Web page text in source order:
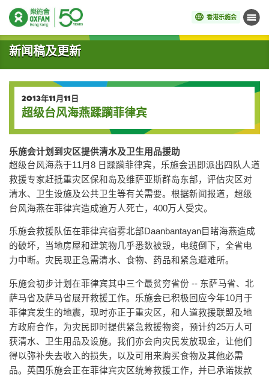
香港乐施会 菜单
开始主要内容
新闻稿及更新
2013年11月11日
超级台风海燕蹂躏菲律宾
乐施会计划 到灾区提供清水及卫生用品援助
超级台风海燕于11月8 日蹂躏菲律宾，乐施会迅即派出四队人道
救援专家赶抵重灾区保和岛及维萨亚斯群岛东部，评估灾区对
清水、卫生设施及公共卫生等有关需要。根据新闻报道，超级
台风海燕在菲律宾造成逾万人死亡，400万人受灾。
乐施会救援队伍在菲律宾宿雾北部Daanbantayan目睹海燕造成
的破坏，当地房屋和建筑物几乎悉数被毁，电缆倒下，全省电
力中断。灾民现正急需清水、食物、药品和紧急避难所。
乐施会初步计划在菲律宾其中三个最贫穷省份 -- 东萨马省、北
萨马省及萨马省展开救援工作。乐施会已积极回应今年10月于
菲律宾发生的地震，现时亦正于重灾区，和人道救援联盟及地
方政府合作，为灾民即时提供紧急救援物资，预计约25万人可
获清水、卫生用品及设施。我们亦会向灾民发放现金，让他们
得以弥补失去收入的损失，以及可用来购买食物及其他必需
品。英国乐施会正在菲律宾灾区统筹救援工作，并已承诺拨款